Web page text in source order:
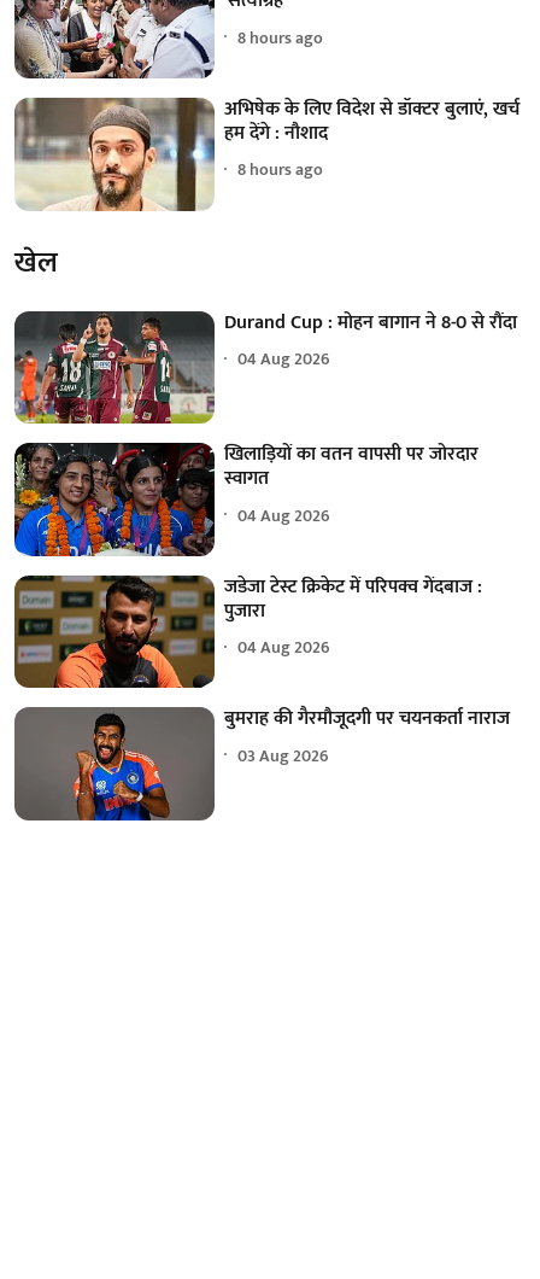
8 hours ago
अभिषेक के लिए विदेश से डॉक्टर बुलाएं, खर्च
हम देंगे : नौशाद
8 hours ago
खेल
Durand Cup : मोहन बागान ने 8-0 से रौंदा
04 Aug 2026
खिलाड़ियों का वतन वापसी पर जोरदार
स्वागत
04 Aug 2026
जडेजा टेस्ट क्रिकेट में परिपक्व गेंदबाज :
पुजारा
04 Aug 2026
बुमराह की गैरमौजूदगी पर चयनकर्ता नाराज
03 Aug 2026